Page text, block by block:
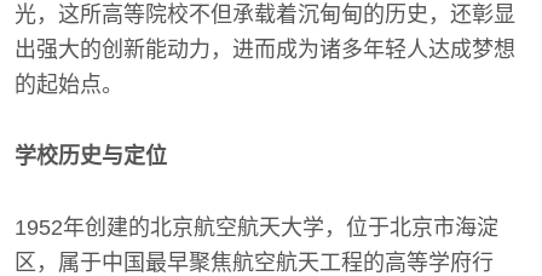
光，这所高等院校不但承载着沉甸甸的历史，还彰显
出强大的创新能动力，进而成为诸多年轻人达成梦想
的起始点。
学校历史与定位
1952年创建的北京航空航天大学，位于北京市海淀
区，属于中国最早聚焦航空航天工程的高等学府行